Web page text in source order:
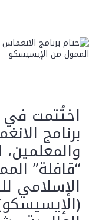
اختُتمت في
برنامج
“قافلة”
الإسلامي